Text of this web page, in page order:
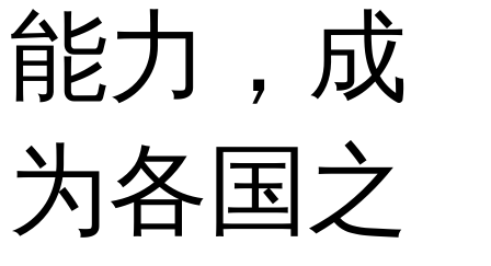
能力，成
为各国之